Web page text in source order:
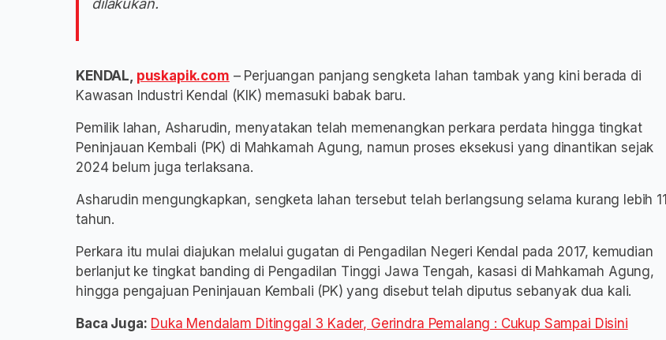
dilakukan.
KENDAL, puskapik.com – Perjuangan panjang sengketa lahan tambak yang kini berada di
Kawasan Industri Kendal (KIK) memasuki babak baru.
Pemilik lahan, Asharudin, menyatakan telah memenangkan perkara perdata hingga tingkat
Peninjauan Kembali (PK) di Mahkamah Agung, namun proses eksekusi yang dinantikan sejak
2024 belum juga terlaksana.
Asharudin mengungkapkan, sengketa lahan tersebut telah berlangsung selama kurang lebih 11
tahun.
Perkara itu mulai diajukan melalui gugatan di Pengadilan Negeri Kendal pada 2017, kemudian
berlanjut ke tingkat banding di Pengadilan Tinggi Jawa Tengah, kasasi di Mahkamah Agung,
hingga pengajuan Peninjauan Kembali (PK) yang disebut telah diputus sebanyak dua kali.
Baca Juga: Duka Mendalam Ditinggal 3 Kader, Gerindra Pemalang : Cukup Sampai Disini